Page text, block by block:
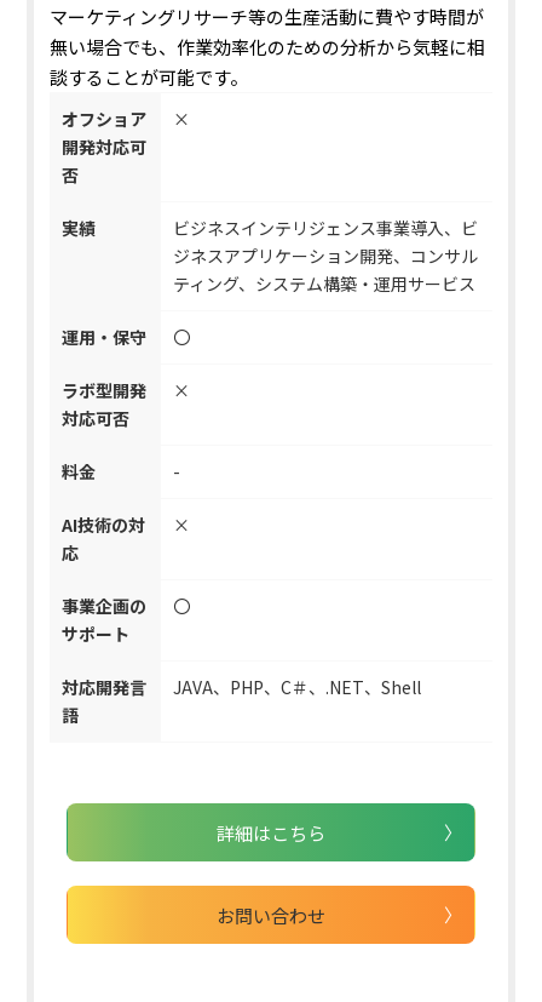
マーケティングリサーチ等の生産活動に費やす時間が
無い場合でも、作業効率化のための分析から気軽に相
談することが可能です。
オフショア
開発対応可
否
×
実績
ビジネスインテリジェンス事業導入、ビ
ジネスアプリケーション開発、コンサル
ティング、システム構築・運用サービス
運用・保守 〇
ラボ型開発
対応可否
×
料金 -
AI技術の対
応
×
事業企画の
サポート
〇
対応開発言
語
JAVA、PHP、C＃、.NET、Shell
詳細はこちら
お問い合わせ